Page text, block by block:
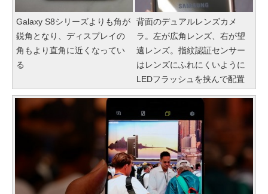
Galaxy S8シリーズよりも角が
鋭角となり、ディスプレイの
角もより直角に近くなってい
る
背面のデュアルレンズカメ
ラ。左が広角レンズ、右が望
遠レンズ。指紋認証センサー
はレンズにふれにくいように
LEDフラッシュを挟んで配置